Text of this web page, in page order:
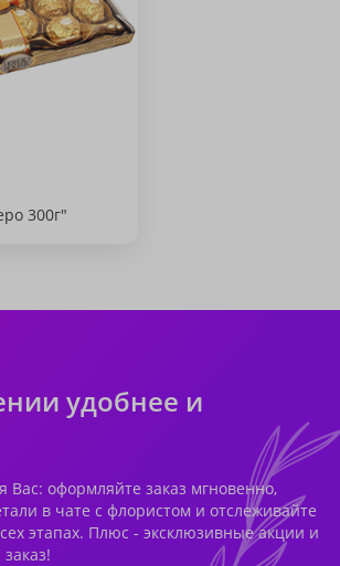
300г"
удобнее и
Вас: оформляйте заказ мгновенно,
в чате с флористом и отслеживайте
этапах. Плюс - эксклюзивные акции и